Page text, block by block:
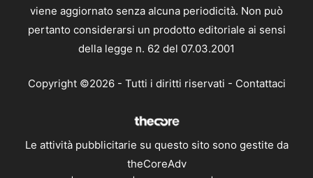
viene aggiornato senza alcuna periodicità. Non può
pertanto considerarsi un prodotto editoriale ai sensi
della legge n. 62 del 07.03.2001
Copyright ©2026 - Tutti i diritti riservati - Contattaci
Le attività pubblicitarie su questo sito sono gestite da
theCoreAdv